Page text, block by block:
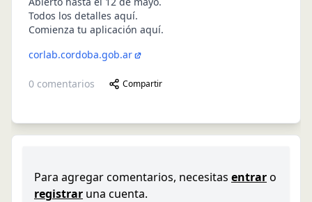
Todos los detalles aquí.
Comienza tu aplicación aquí.
corlab.cordoba.gob.ar
0 comentarios Compartir
Para agregar comentarios, necesitas entraro
registrar una cuenta.